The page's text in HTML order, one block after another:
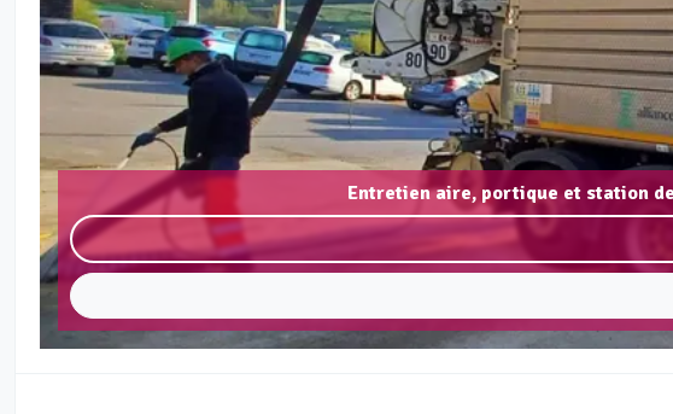
Entretien aire, portique et station